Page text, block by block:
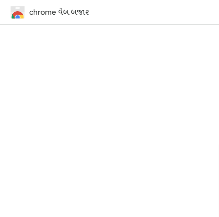
chrome વેબ બજાર